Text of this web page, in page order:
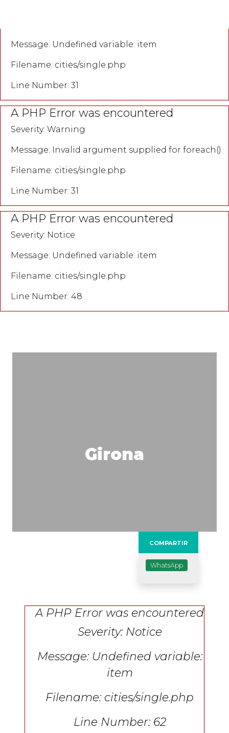
Message: Undefined variable: item
Filename: cities/single.php
Line Number: 31
A PHP Error was encountered
Severity: Warning
Message: Invalid argument supplied for foreach()
Filename: cities/single.php
Line Number: 31
A PHP Error was encountered
Severity: Notice
Message: Undefined variable: item
Filename: cities/single.php
Line Number: 48
Girona
COMPARTIR
WhatsApp
A PHP Error was encountered
Severity: Notice
Message: Undefined variable:
item
Filename: cities/single.php
Line Number: 62